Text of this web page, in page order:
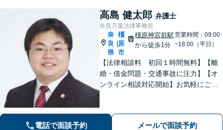
高島 健太郎 弁護士
奈良万葉法律事務所
奈
良
県
橿
原
市
橿原神宮前駅
から徒歩1分
営業時間：09:00
~18:00（平日）
【法律相談料 初回１時間無料】【離
婚・借金問題・交通事故に注力】【オ
ンライン相談対応開始】お気軽にご相
ます。【土日・夜間相談に対応】
電話で面談予約 メールで面談予約